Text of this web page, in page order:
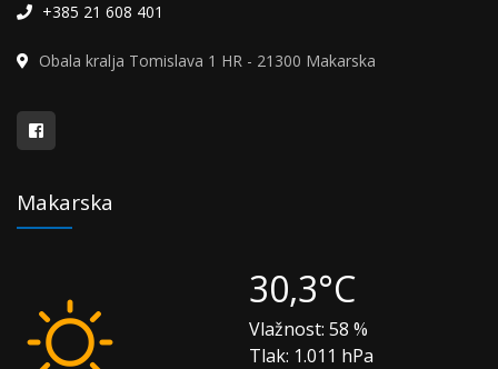
+385 21 608 401
Obala kralja Tomislava 1 HR - 21300 Makarska
Makarska
30,3°C
Vlažnost: 58 %
Tlak: 1.011 hPa